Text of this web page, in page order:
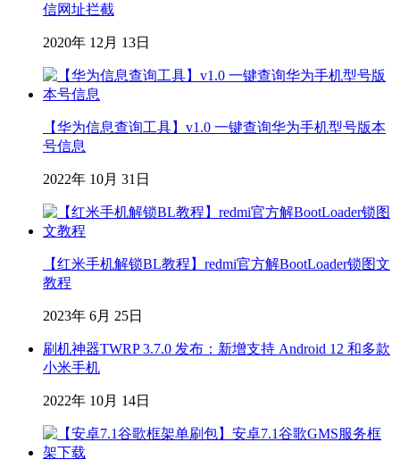
信网址拦截
2020年 12月 13日
【华为信息查询工具】v1.0 一键查询华为手机型号版本
号信息
2022年 10月 31日
【红米手机解锁BL教程】redmi官方解BootLoader锁图文
教程
2023年 6月 25日
刷机神器TWRP 3.7.0 发布：新增支持 Android 12 和多款
小米手机
2022年 10月 14日